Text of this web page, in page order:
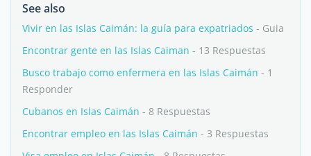
See also
Vivir en las Islas Caimán: la guía para expatriados - Guia
Encontrar gente en las Islas Caiman - 13 Respuestas
Busco trabajo como enfermera en las Islas Caimán - 1
Responder
Cubanos en Islas Caimán - 8 Respuestas
Encontrar empleo en las Islas Caimán - 3 Respuestas